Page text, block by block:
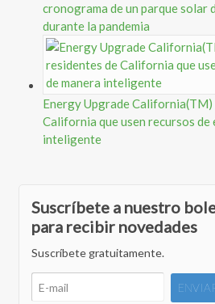
cronograma de un parque solar
durante la pandemia
Energy Upgrade
California que usen recursos de
inteligente
Suscríbete a nuestro
para recibir novedades
Suscríbete gratuitamente.